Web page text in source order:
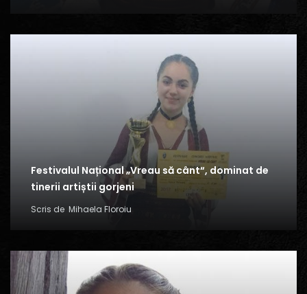
Festivalul Național „Vreau să cânt“, dominat de
tinerii artiștii gorjeni
Scris de Mihaela Floroiu